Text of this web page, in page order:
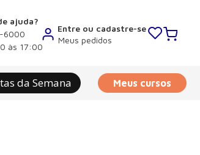
ajuda?
6000
às 17:00
Entre ou cadastre-se
Meus pedidos
da Semana Meus cursos